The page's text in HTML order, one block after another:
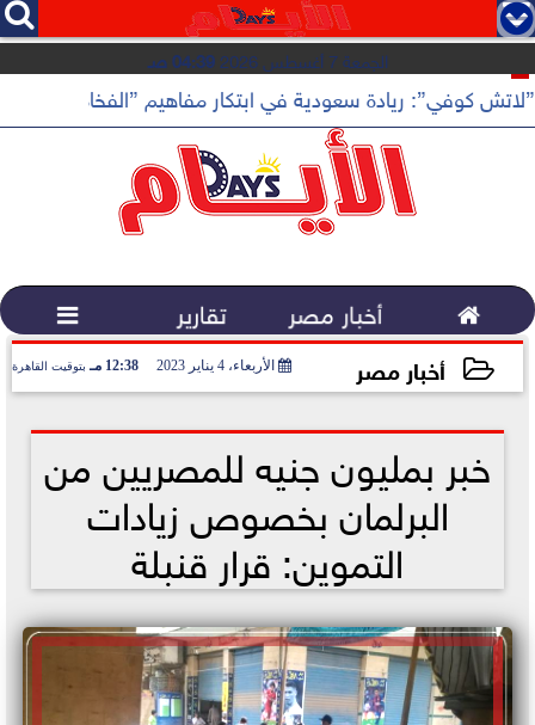
   
الجمعة 7 أغسطس 2026 04:39 صـ
”لاتش كوفي”: ريادة سعودية في ابتكار مفاهيم ”الفخامة
 أخبار مصر تقارير 
أخبار مصر الأربعاء، 4 يناير 2023 12:38 مـ بتوقيت القاهرة
خبر بمليون جنيه للمصريين من
البرلمان بخصوص زيادات
التموين: قرار قنبلة